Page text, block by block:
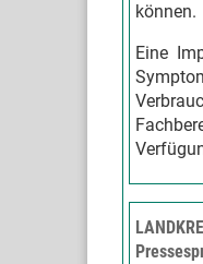
können.
Eine